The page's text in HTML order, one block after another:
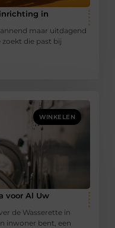
in
maar uitdagend
die past bij
WINKELEN
voor Al Uw
de Wasserette in
inwoner bent, een